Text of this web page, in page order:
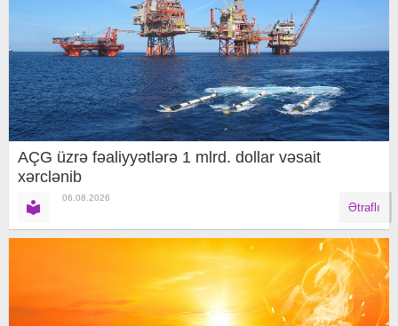
AÇG üzrə fəaliyyətlərə 1 mlrd. dollar vəsait
xərclənib
06.08.2026
Ətraflı